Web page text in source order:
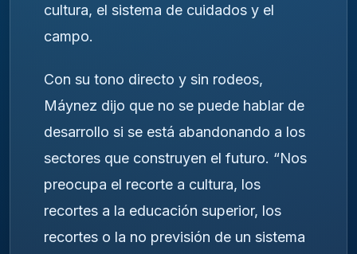
cultura, el sistema de cuidados y el
campo.
Con su tono directo y sin rodeos,
Máynez dijo que no se puede hablar de
desarrollo si se está abandonando a los
sectores que construyen el futuro. “Nos
preocupa el recorte a cultura, los
recortes a la educación superior, los
recortes o la no previsión de un sistema